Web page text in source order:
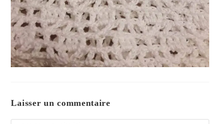
Laisser un commentaire